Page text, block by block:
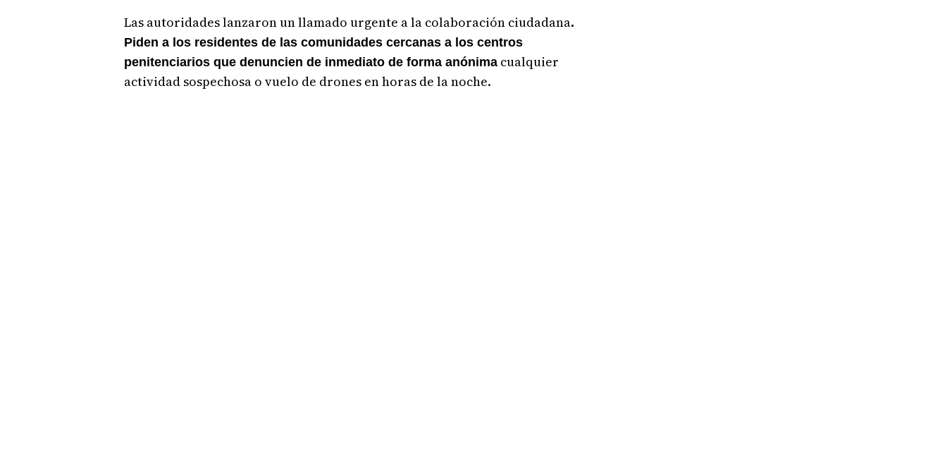
Las autoridades lanzaron un llamado urgente a la colaboración ciudadana.
Piden a los residentes de las comunidades cercanas a los centros
penitenciarios que denuncien de inmediato de forma anónimacualquier
actividad sospechosa o vuelo de drones en horas de la noche.